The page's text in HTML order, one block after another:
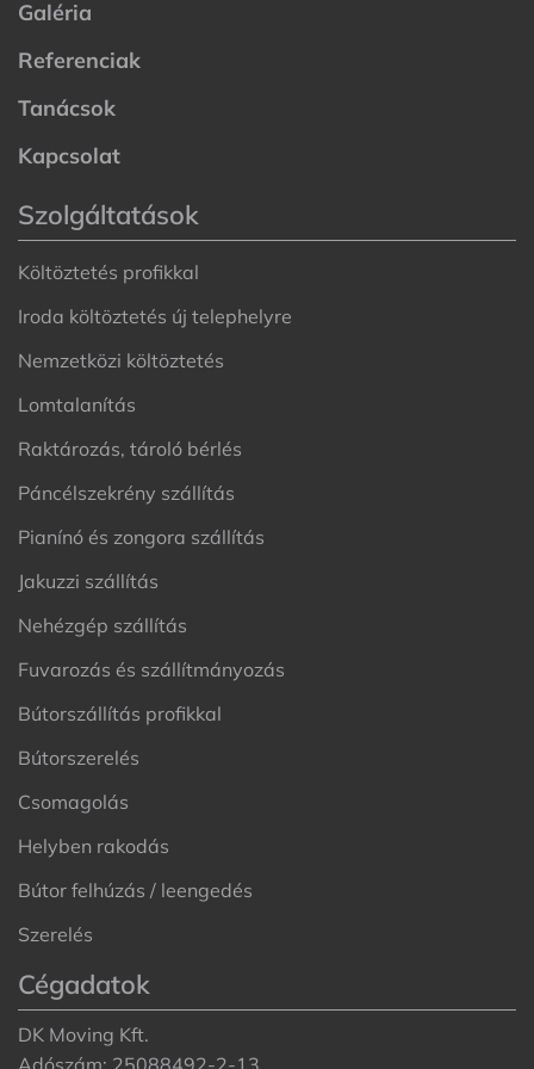
Galéria
Referenciak
Tanácsok
Kapcsolat
Szolgáltatások
Költöztetés profikkal
Iroda költöztetés új telephelyre
Nemzetközi költöztetés
Lomtalanítás
Raktározás, tároló bérlés
Páncélszekrény szállítás
Pianínó és zongora szállítás
Jakuzzi szállítás
Nehézgép szállítás
Fuvarozás és szállítmányozás
Bútorszállítás profikkal
Bútorszerelés
Csomagolás
Helyben rakodás
Bútor felhúzás / leengedés
Szerelés
Cégadatok
DK Moving Kft.